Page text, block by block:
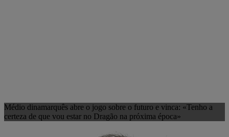
Médio dinamarquês abre o jogo sobre o futuro e vinca: «Tenho a
certeza de que vou estar no Dragão na próxima época»